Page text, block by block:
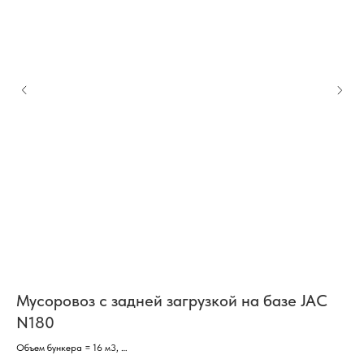
Мусоровоз с задней загрузкой на базе JAC
N180
Объем бункера = 16 м3,